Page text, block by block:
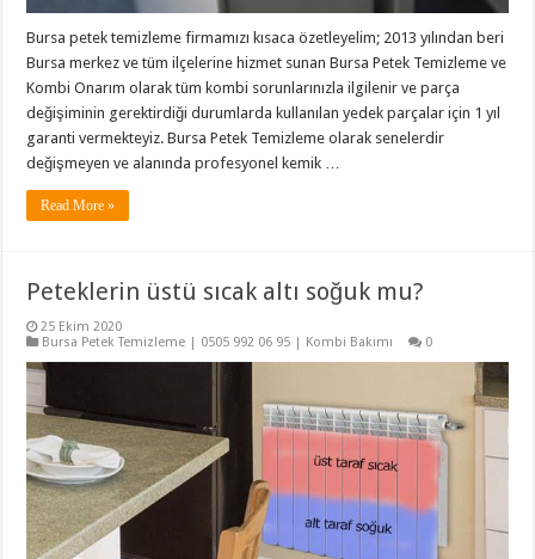
Bursa petek temizleme firmamızı kısaca özetleyelim; 2013 yılından beri
Bursa merkez ve tüm ilçelerine hizmet sunan Bursa Petek Temizleme ve
Kombi Onarım olarak tüm kombi sorunlarınızla ilgilenir ve parça
değişiminin gerektirdiği durumlarda kullanılan yedek parçalar için 1 yıl
garanti vermekteyiz. Bursa Petek Temizleme olarak senelerdir
değişmeyen ve alanında profesyonel kemik …
Read More »
Peteklerin üstü sıcak altı soğuk mu?
25 Ekim 2020
Bursa Petek Temizleme | 0505 992 06 95 | Kombi Bakımı
0